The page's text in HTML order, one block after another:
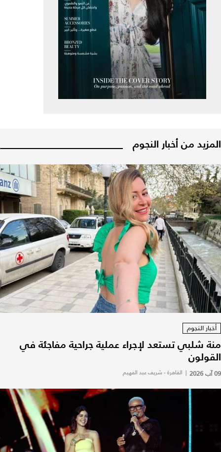
المزيد من أخبار النجوم
أخبار النجوم
منة شلبي تستعد لإجراء عملية جراحية مفاجئة في
القولون
09 آب 2026 | القاهرة - شريف عبد الفهيم